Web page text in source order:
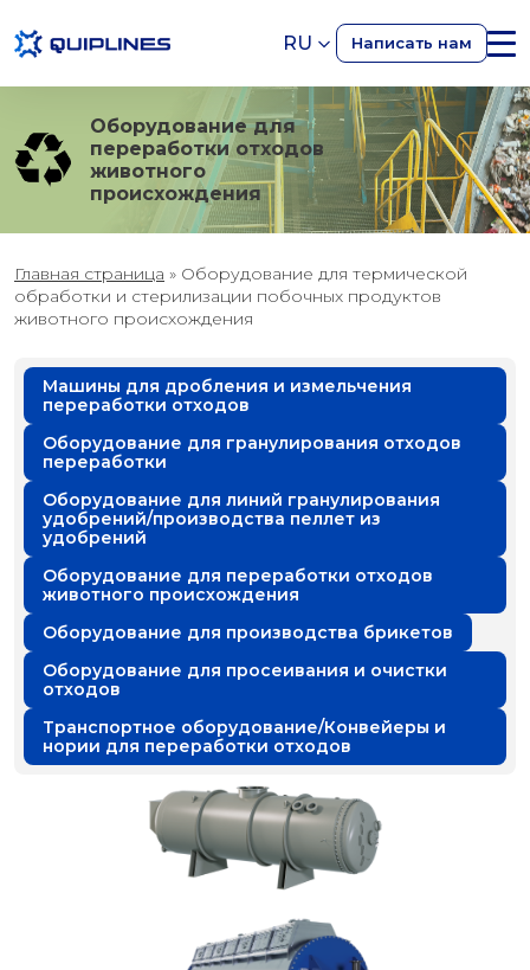
RU Написать нам
Оборудование для
переработки отходов
животного
происхождения
Главная страница » Оборудование для термической
обработки и стерилизации побочных продуктов
животного происхождения
Машины для дробления и измельчения
переработки отходов
Оборудование для гранулирования отходов
переработки
Оборудование для линий гранулирования
удобрений/производства пеллет из
удобрений
Оборудование для переработки отходов
животного происхождения
Оборудование для производства брикетов
Оборудование для просеивания и очистки
отходов
Транспортное оборудование/Конвейеры и
нории для переработки отходов